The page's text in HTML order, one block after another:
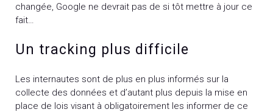
changée, Google ne devrait pas de si tôt mettre à jour ce
fait…
Un tracking plus difficile
Les internautes sont de plus en plus informés sur la
collecte des données et d’autant plus depuis la mise en
place de lois visant à obligatoirement les informer de ce